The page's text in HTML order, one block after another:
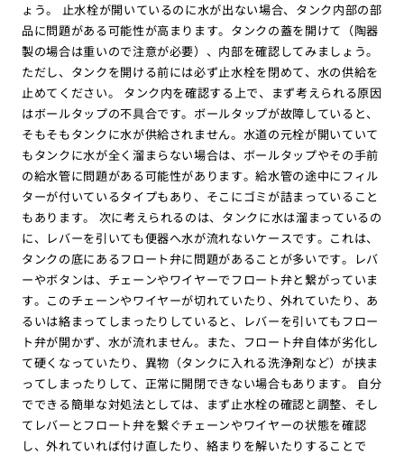
ょう。 止水栓が開いているのに水が出ない場合、タンク内部の部
品に問題がある可能性が高まります。タンクの蓋を開けて（陶器
製の場合は重いので注意が必要）、内部を確認してみましょう。
ただし、タンクを開ける前には必ず止水栓を閉めて、水の供給を
止めてください。 タンク内を確認する上で、まず考えられる原因
はボールタップの不具合です。ボールタップが故障していると、
そもそもタンクに水が供給されません。水道の元栓が開いていて
もタンクに水が全く溜まらない場合は、ボールタップやその手前
の給水管に問題がある可能性があります。給水管の途中にフィル
ターが付いているタイプもあり、そこにゴミが詰まっていること
もあります。 次に考えられるのは、タンクに水は溜まっているの
に、レバーを引いても便器へ水が流れないケースです。これは、
タンクの底にあるフロート弁に問題があることが多いです。レバ
ーやボタンは、チェーンやワイヤーでフロート弁と繋がっていま
す。このチェーンやワイヤーが切れていたり、外れていたり、あ
るいは絡まってしまったりしていると、レバーを引いてもフロー
ト弁が開かず、水が流れません。また、フロート弁自体が劣化し
て硬くなっていたり、異物（タンクに入れる洗浄剤など）が挟ま
ってしまったりして、正常に開閉できない場合もあります。 自分
でできる簡単な対処法としては、まず止水栓の確認と調整、そし
てレバーとフロート弁を繋ぐチェーンやワイヤーの状態を確認
し、外れていれば付け直したり、絡まりを解いたりすることで